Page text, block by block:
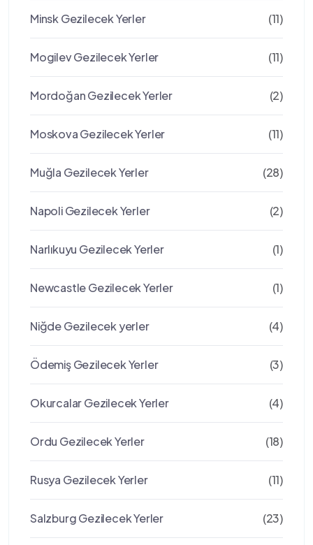
Minsk Gezilecek Yerler (11)
Mogilev Gezilecek Yerler (11)
Mordoğan Gezilecek Yerler (2)
Moskova Gezilecek Yerler (11)
Muğla Gezilecek Yerler (28)
Napoli Gezilecek Yerler (2)
Narlıkuyu Gezilecek Yerler (1)
Newcastle Gezilecek Yerler (1)
Niğde Gezilecek yerler (4)
Ödemiş Gezilecek Yerler (3)
Okurcalar Gezilecek Yerler (4)
Ordu Gezilecek Yerler (18)
Rusya Gezilecek Yerler (11)
Salzburg Gezilecek Yerler (23)